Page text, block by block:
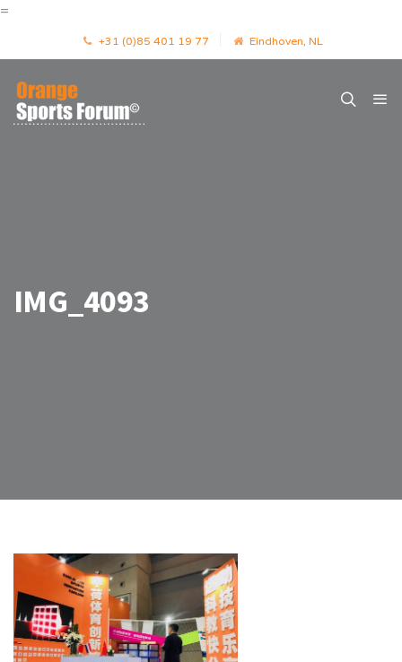
=
+31 (0)85 401 19 77 Eindhoven, NL
IMG_4093